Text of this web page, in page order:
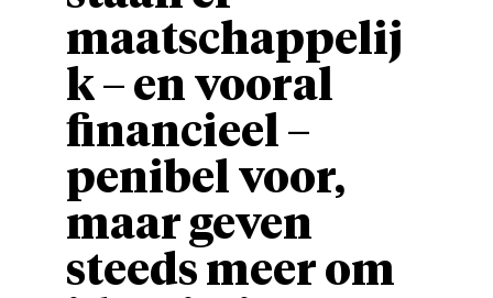
maatschappelij
k – en vooral
financieel –
penibel voor,
maar geven
steeds meer om